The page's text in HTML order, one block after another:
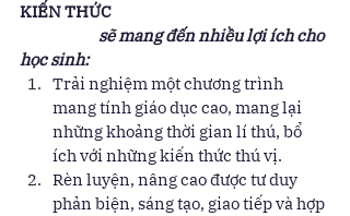
KIẾN THỨC
học sinh:
Trải nghiệm một chương trình
mang tính giáo dục cao, mang lại
những khoảng thời gian lí thú, bổ
ích với những kiến thức thú vị.
Rèn luyện, nâng cao được tư duy
phản biện, sáng tạo, giao tiếp và hợp